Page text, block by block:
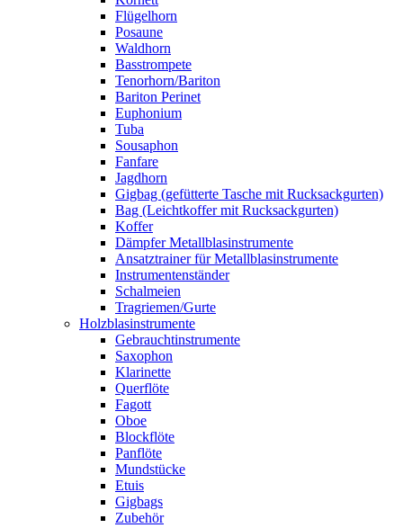
Flügelhorn
Posaune
Waldhorn
Basstrompete
Tenorhorn/Bariton
Bariton Perinet
Euphonium
Tuba
Sousaphon
Fanfare
Jagdhorn
Gigbag (gefütterte Tasche mit Rucksackgurten)
Bag (Leichtkoffer mit Rucksackgurten)
Koffer
Dämpfer Metallblasinstrumente
Ansatztrainer für Metallblasinstrumente
Instrumentenständer
Schalmeien
Tragriemen/Gurte
Holzblasinstrumente
Gebrauchtinstrumente
Saxophon
Klarinette
Querflöte
Fagott
Oboe
Blockflöte
Panflöte
Mundstücke
Etuis
Gigbags
Zubehör